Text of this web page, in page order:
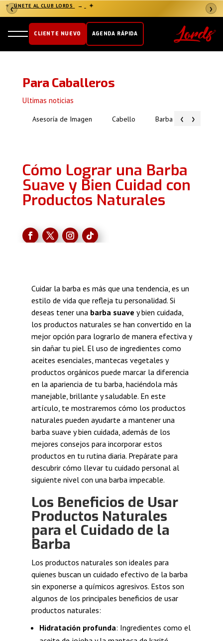
❮ ❯
✦ ÚNETE AL CLUB LORDS → ✦
CLIENTE NUEVO AGENDA RÁPIDA
Para Caballeros
Ultimas noticias
‹
Asesoría de Imagen Cabello Barba Piel
›
Cómo Lograr una Barba
Suave y Bien Cuidad con
Productos Naturales
Cuidar la barba es más que una tendencia, es un
estilo de vida que refleja tu personalidad. Si
deseas tener una barba suave y bien cuidada,
los productos naturales se han convertido en la
mejor opción para lograrlo de manera efectiva y
sin dañar tu piel. El uso de ingredientes como
aceites esenciales, mantecas vegetales y
productos orgánicos puede marcar la diferencia
en la apariencia de tu barba, haciéndola más
manejable, brillante y saludable. En este
artículo, te mostraremos cómo los productos
naturales pueden ayudarte a mantener una
barba suave y bien cuidada, además de los
mejores consejos para incorporar estos
productos en tu rutina diaria. Prepárate para
descubrir cómo llevar tu cuidado personal al
siguiente nivel con una barba impecable.
Los Beneficios de Usar
Productos Naturales
para el Cuidado de la
Barba
Los productos naturales son ideales para
quienes buscan un cuidado efectivo de la barba
sin exponerse a químicos agresivos. Estos son
algunos de los principales beneficios de usar
productos naturales:
Hidratación profunda: Ingredientes como el